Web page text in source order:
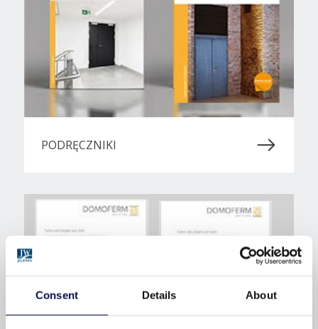
Consent Details About
PODRĘCZNIKI